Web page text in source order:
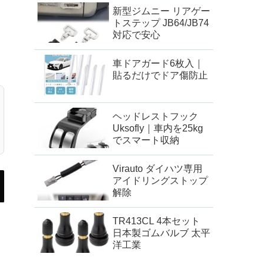
新型ジムニー リアゲー
トステップ JB64/JB74
対応で安心
車ドアガード6枚入｜
貼るだけでドア傷防止
ヘッドレストフック
Uksofly｜車内を25kg
でスマート収納
Virauto ダイハツ専用
アイドリングストップ
解除
TR413CL 4本セット
日本製ゴムバルブ 太平
洋工業